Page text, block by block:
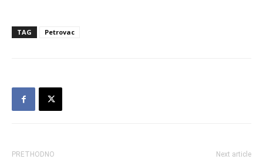
TAG Petrovac
PRETHODNO Next article